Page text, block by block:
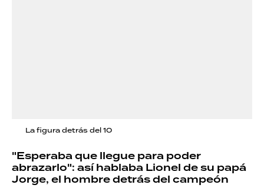
La figura detrás del 10
"Esperaba que llegue para poder
abrazarlo": así hablaba Lionel de su papá
Jorge, el hombre detrás del campeón